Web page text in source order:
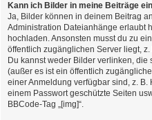
Kann ich Bilder in meine Beiträge
Ja, Bilder können in deinem Beitrag
Administration Dateianhänge erlaubt
hochladen. Ansonsten musst du zu
öffentlich zugänglichen Server liegt,
Du kannst weder Bilder verlinken,
(außer es ist ein öffentlich
einer Anmeldung verfügbar sind, z.
einem Passwort geschützte Seiten
BBCode-Tag „[img]“.